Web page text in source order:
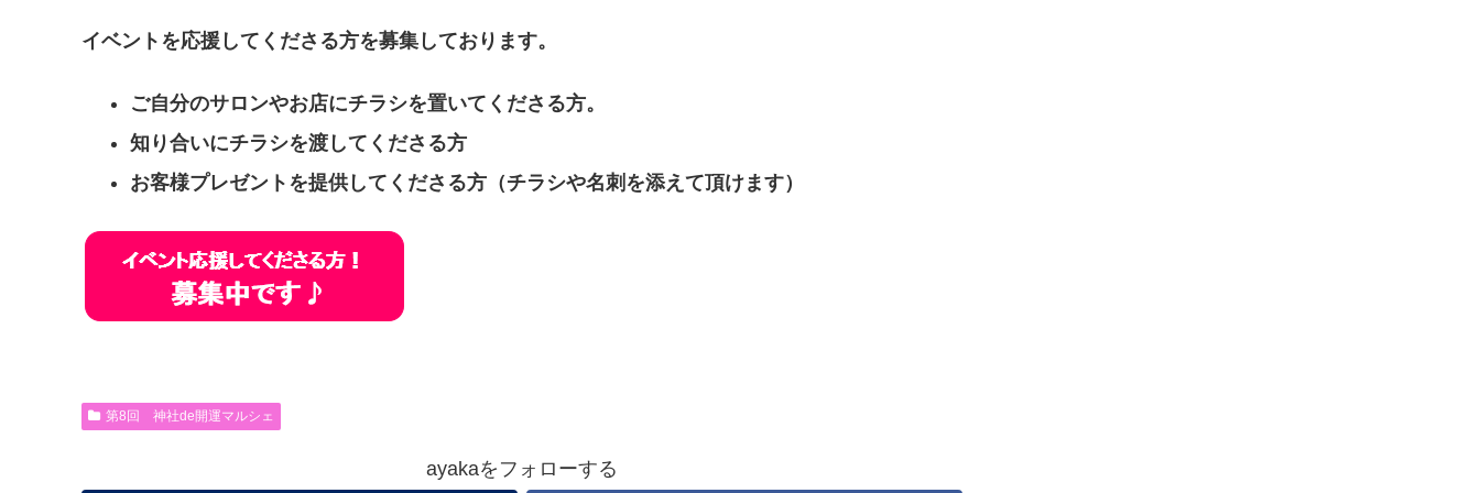
イベントを応援してくださる方を募集しております。
ご自分のサロンやお店にチラシを置いてくださる方。
知り合いにチラシを渡してくださる方
お客様プレゼントを提供してくださる方（チラシや名刺を添えて頂けます）
第8回 神社de開運マルシェ
ayakaをフォローする